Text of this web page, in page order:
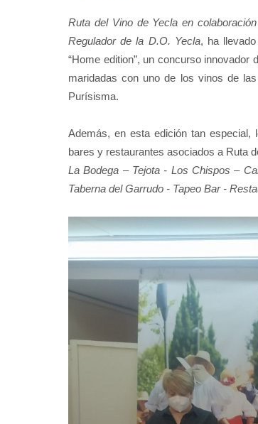
Ruta del Vino de Yecla en
Regulador de la D.O. Yecla, ha
“Home edition”, un concurso
maridadas con uno de los vinos de
Purísisma.
Además, en esta edición tan especial,
bares y restaurantes asociados a Ruta
La Bodega – Tejota - Los Chispos –
Taberna del Garrudo - Tapeo Bar -